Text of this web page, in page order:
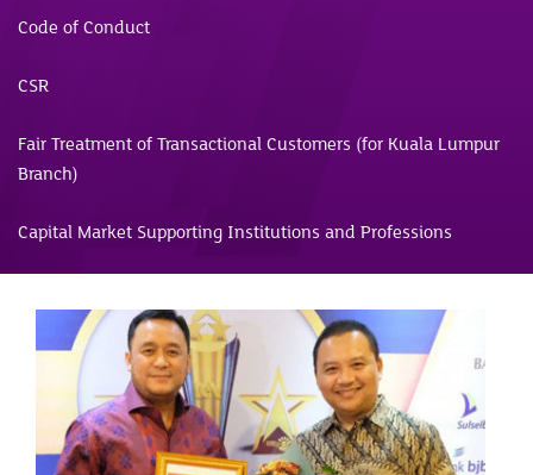
Code of Conduct
CSR
Fair Treatment of Transactional Customers (for Kuala Lumpur
Branch)
Capital Market Supporting Institutions and Professions